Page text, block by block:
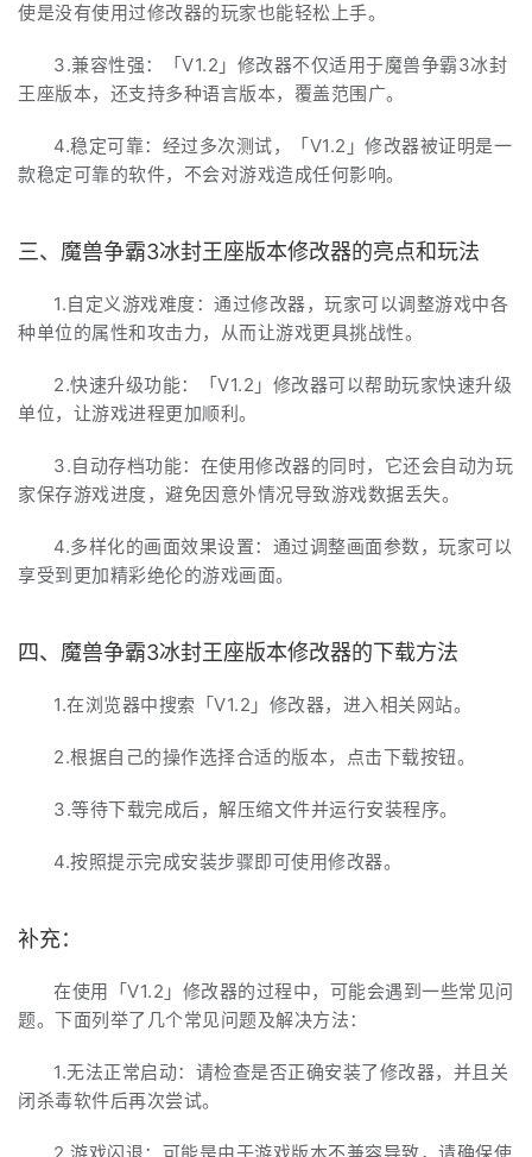
使是没有使用过修改器的玩家也能轻松上手。
3.兼容性强：「V1.2」修改器不仅适用于魔兽争霸3冰封
王座版本，还支持多种语言版本，覆盖范围广。
4.稳定可靠：经过多次测试，「V1.2」修改器被证明是一
款稳定可靠的软件，不会对游戏造成任何影响。
三、魔兽争霸3冰封王座版本修改器的亮点和玩法
1.自定义游戏难度：通过修改器，玩家可以调整游戏中各
种单位的属性和攻击力，从而让游戏更具挑战性。
2.快速升级功能：「V1.2」修改器可以帮助玩家快速升级
单位，让游戏进程更加顺利。
3.自动存档功能：在使用修改器的同时，它还会自动为玩
家保存游戏进度，避免因意外情况导致游戏数据丢失。
4.多样化的画面效果设置：通过调整画面参数，玩家可以
享受到更加精彩绝伦的游戏画面。
四、魔兽争霸3冰封王座版本修改器的下载方法
1.在浏览器中搜索「V1.2」修改器，进入相关网站。
2.根据自己的操作选择合适的版本，点击下载按钮。
3.等待下载完成后，解压缩文件并运行安装程序。
4.按照提示完成安装步骤即可使用修改器。
补充：
在使用「V1.2」修改器的过程中，可能会遇到一些常见问
题。下面列举了几个常见问题及解决方法：
1.无法正常启动：请检查是否正确安装了修改器，并且关
闭杀毒软件后再次尝试。